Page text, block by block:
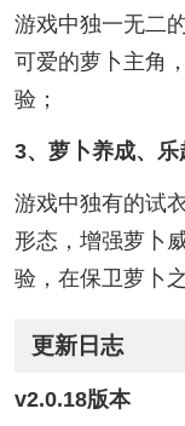
游戏中独一无二
可爱的萝卜主角
验；
3、萝卜养成、乐
游戏中独有的试
形态，增强萝卜
验，在保卫萝卜
更新日志
v2.0.18版本